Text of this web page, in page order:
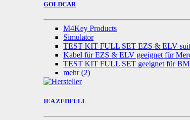
GOLDCAR
M4Key Products
Simulator
TEST KIT FULL SET EZS & ELV
Kabel für EZS & ELV geeignet für
TEST KIT FULL SET geeignet für
mehr(2)
IEA ZEDFULL